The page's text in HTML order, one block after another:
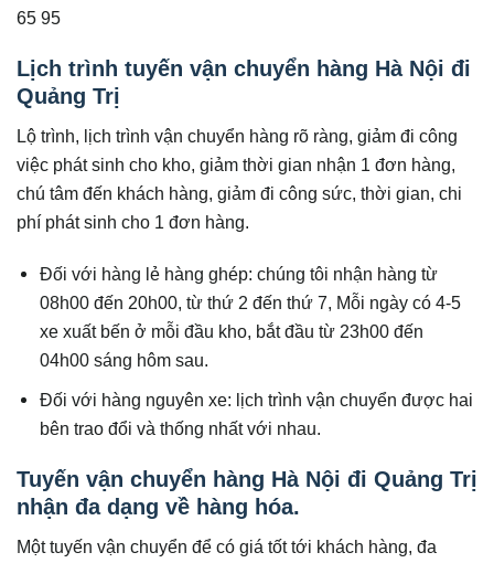
65 95
Lịch trình tuyến vận chuyển hàng Hà Nội đi
Quảng Trị
Lộ trình, lịch trình vận chuyển hàng rõ ràng, giảm đi công
việc phát sinh cho kho, giảm thời gian nhận 1 đơn hàng,
chú tâm đến khách hàng, giảm đi công sức, thời gian, chi
phí phát sinh cho 1 đơn hàng.
Đối với hàng lẻ hàng ghép: chúng tôi nhận hàng từ
08h00 đến 20h00, từ thứ 2 đến thứ 7, Mỗi ngày có 4-5
xe xuất bến ở mỗi đầu kho, bắt đầu từ 23h00 đến
04h00 sáng hôm sau.
Đối với hàng nguyên xe: lịch trình vận chuyển được hai
bên trao đổi và thống nhất với nhau.
Tuyến vận chuyển hàng Hà Nội đi Quảng Trị
nhận đa dạng về hàng hóa.
Một tuyến vận chuyển để có giá tốt tới khách hàng, đa